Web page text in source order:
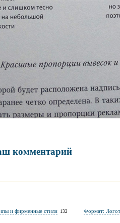
комментарий
полностью для публикации
и фирменные стили 132 Формат: